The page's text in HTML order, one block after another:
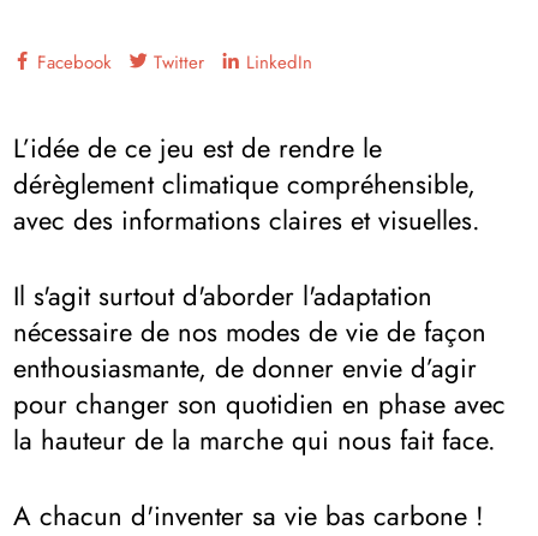
Facebook Twitter LinkedIn
L’idée de ce jeu est de rendre le
dérèglement climatique compréhensible,
avec des informations claires et visuelles.
Il s'agit surtout d'aborder l'adaptation
nécessaire de nos modes de vie de façon
enthousiasmante, de donner envie d’agir
pour changer son quotidien en phase avec
la hauteur de la marche qui nous fait face.
A chacun d'inventer sa vie bas carbone !